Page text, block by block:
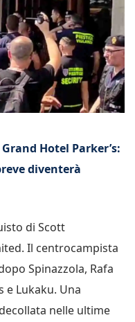
Hotel Parker’s:
diventerà
di Scott
Il centrocampista
Spinazzola, Rafa
e Lukaku. Una
nelle ultime